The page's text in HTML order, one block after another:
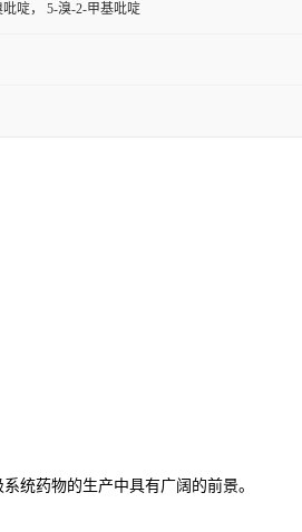
吡啶， 5-溴-2-甲基吡啶
统药物的生产中具有广阔的前景。